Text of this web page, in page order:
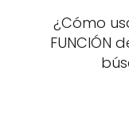
¿Cómo
FUNCIÓN